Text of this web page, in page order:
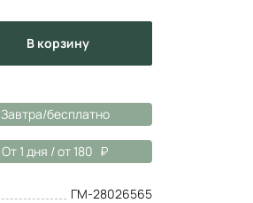
в корзину
Завтра/бесплатно
От 1 дня / от 180
ГМ-28026565